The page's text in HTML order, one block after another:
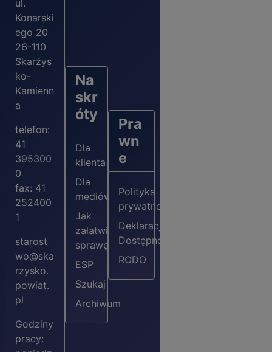
ul.
Konarski
ego 20
26-110
Skarżys
ko-
Kamienn
a
telefon:
41
395300
0
fax: 41
252400
1
starost
wo@ska
rzysko.
powiat.
pl
Godziny
pracy:
Na
skr
óty
Dla
klienta
Dla
mediów
Jak
załatwić
sprawę?
ESP
Szukaj
Archiwum
Pra
wn
e
Polityka
prywatności
Deklaracja
Dostępności
RODO